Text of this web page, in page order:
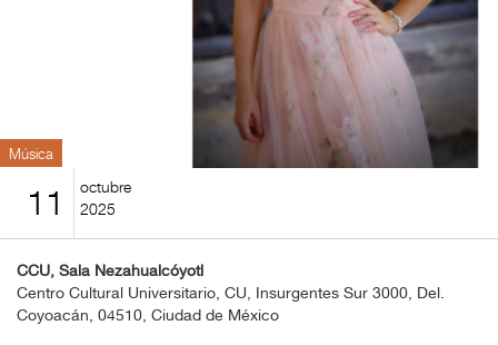
Puntos
CulturaCulturaUNAM
Música
11
octubre
2025
CCU, Sala Nezahualcóyotl
Centro Cultural Universitario, CU, Insurgentes Sur 3000, Del.
Coyoacán, 04510, Ciudad de México